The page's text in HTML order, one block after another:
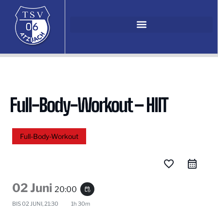
Full-Body-Workout – HIIT
Full-Body-Workout
favorite_border
02 Juni 20:00 event_repeat
BIS02 JUNI, 21:30 1h 30m